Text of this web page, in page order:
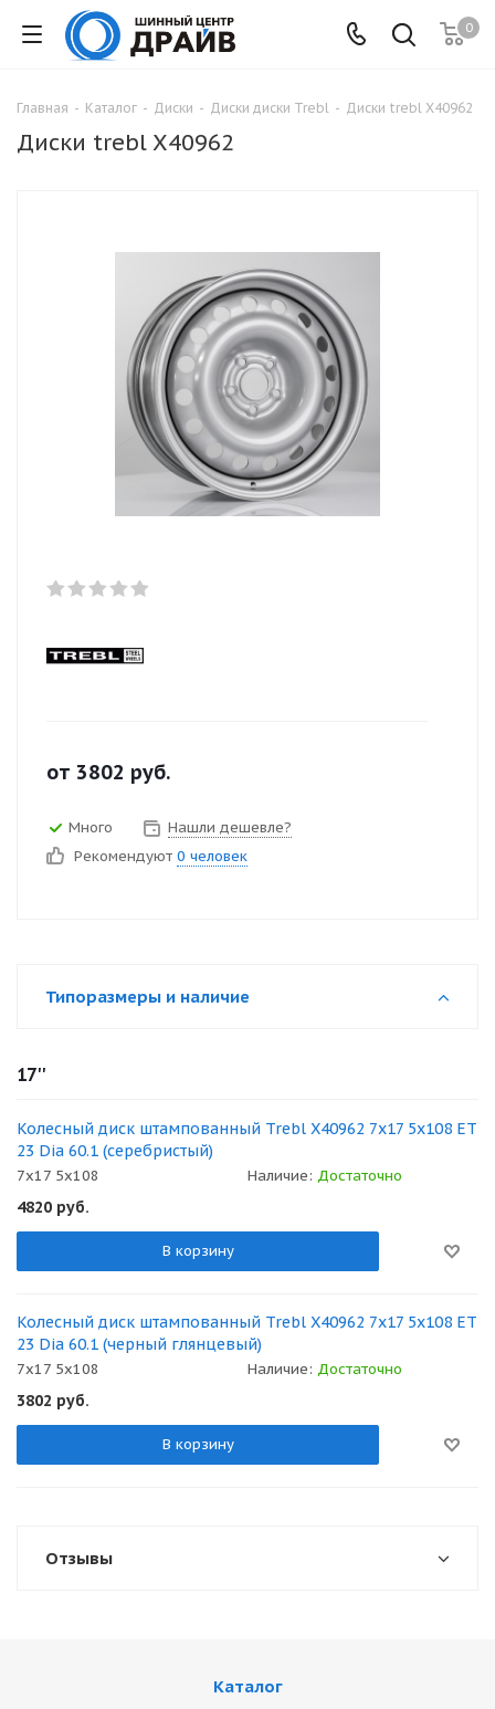
0
Главная - Каталог - Диски - Диски диски Trebl - Диски trebl X40962
Диски trebl X40962
от 3802 руб.
Много
Нашли дешевле?
Рекомендуют 0 человек
Типоразмеры и наличие
17''
Колесный диск штампованный Trebl X40962 7x17 5x108 ET
23 Dia 60.1 (серебристый)
7x17 5x108 Наличие: Достаточно
4820 руб.
В корзину
Колесный диск штампованный Trebl X40962 7x17 5x108 ET
23 Dia 60.1 (черный глянцевый)
7x17 5x108 Наличие: Достаточно
3802 руб.
В корзину
Отзывы
Каталог